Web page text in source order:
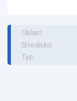
Oblast:
Středisko:
Typ: